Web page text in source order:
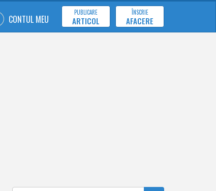
CONTUL MEU
PUBLICARE
ARTICOL
ÎNSCRIE
AFACERE